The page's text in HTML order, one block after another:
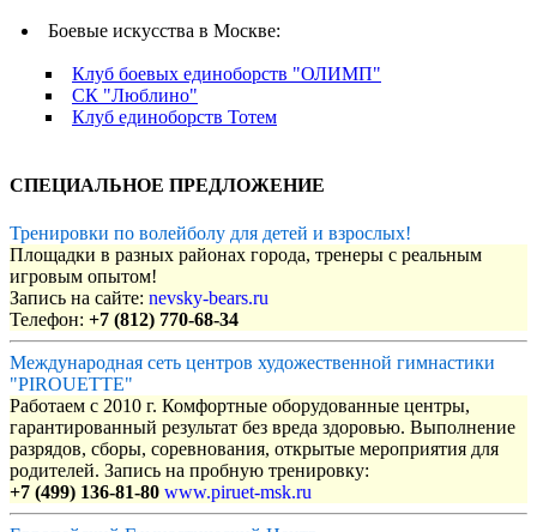
Боевые искусства в Москве:
Клуб боевых единоборств "ОЛИМП"​​​
СК "Люблино"
Клуб единоборств Тотем
СПЕЦИАЛЬНОЕ ПРЕДЛОЖЕНИЕ
Тренировки по волейболу для детей и взрослых!
Площадки в разных районах города, тренеры с реальным
игровым опытом!
Запись на сайте: nevsky-bears.ru
Телефон: +7 (812) 770-68-34
Международная сеть центров художественной гимнастики
"PIROUETTE"
Работаем с 2010 г. Комфортные оборудованные центры,
гарантированный результат без вреда здоровью. Выполнение
разрядов, сборы, соревнования, открытые мероприятия для
родителей. Запись на пробную тренировку:
+7 (499) 136-81-80 www.piruet-msk.ru